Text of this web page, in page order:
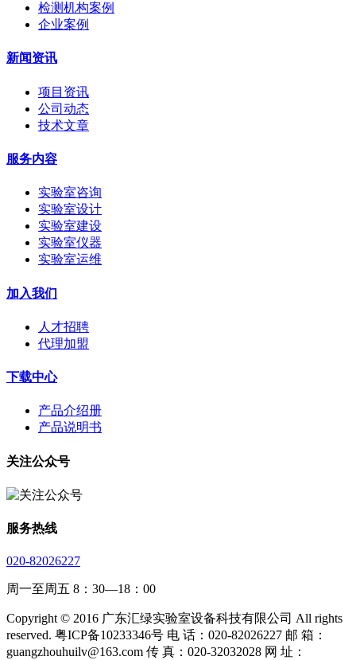
检测机构案例
企业案例
新闻资讯
项目资讯
公司动态
技术文章
服务内容
实验室咨询
实验室设计
实验室建设
实验室仪器
实验室运维
加入我们
人才招聘
代理加盟
下载中心
产品介绍册
产品说明书
关注公众号
服务热线
020-82026227
周一至周五 8：30—18：00
Copyright © 2016 广东汇绿实验室设备科技有限公司 All rights
reserved. 粤ICP备10233346号 电 话：020-82026227 邮 箱：
guangzhouhuilv@163.com 传 真：020-32032028 网 址：